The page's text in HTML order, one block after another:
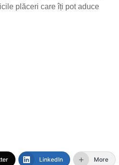
plăceri care îți pot aduce
LinkedIn More